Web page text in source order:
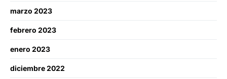
marzo 2023
febrero 2023
enero 2023
diciembre 2022